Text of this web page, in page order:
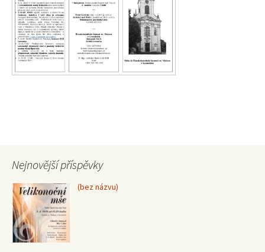
Nejnovější příspěvky
(bez názvu)Příspěvek